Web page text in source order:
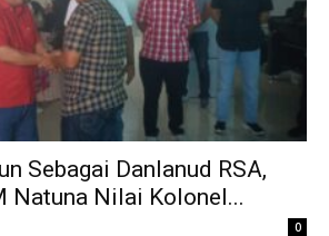
Sebagai Danlanud RSA,
Natuna Nilai Kolonel...
0